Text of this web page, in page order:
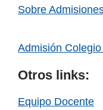
Sobre
Admisión
Otros links:
Equipo Docente